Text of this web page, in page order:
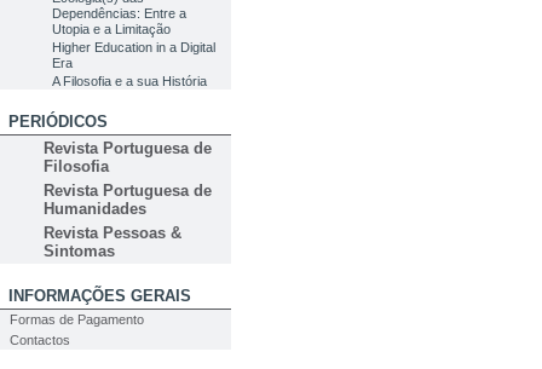
Dependências: Entre a
Utopia e a Limitação
Higher Education in a Digital
Era
A Filosofia e a sua História
PERIÓDICOS
Revista Portuguesa de
Filosofia
Revista Portuguesa de
Humanidades
Revista Pessoas &
Sintomas
INFORMAÇÕES GERAIS
Formas de Pagamento
Contactos